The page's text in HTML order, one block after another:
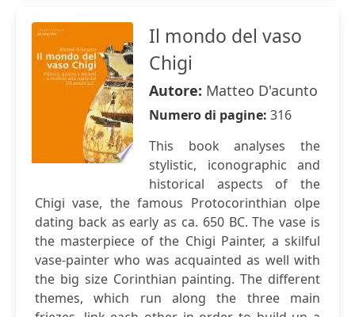
Il mondo del vaso
Chigi
Autore: Matteo D'acunto
Numero di pagine: 316
This book analyses the
stylistic, iconographic and
historical aspects of the
Chigi vase, the famous Protocorinthian olpe
dating back as early as ca. 650 BC. The vase is
the masterpiece of the Chigi Painter, a skilful
vase-painter who was acquainted as well with
the big size Corinthian painting. The different
themes, which run along the three main